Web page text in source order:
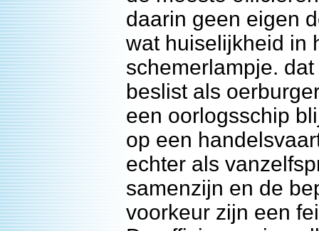
daarin geen eigen
wat huiselijkheid in
schemerlampje.
beslist als
een oorlogsschip
op een
echter als
samenzijn en de
voorkeur zijn een